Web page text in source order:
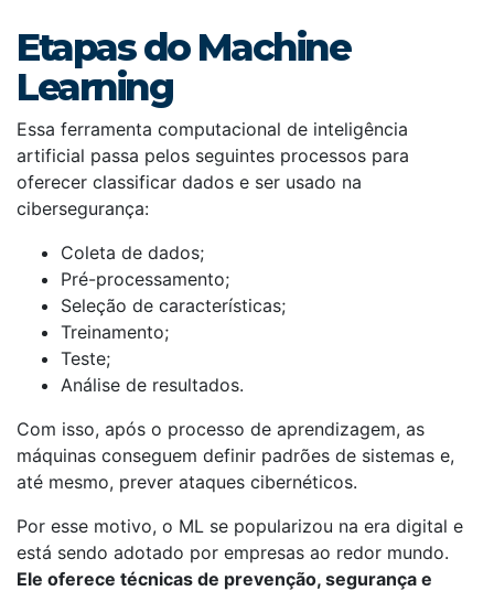
Etapas do Machine
Learning
Essa ferramenta computacional de inteligência
artificial passa pelos seguintes processos para
oferecer classificar dados e ser usado na
cibersegurança:
Coleta de dados;
Pré-processamento;
Seleção de características;
Treinamento;
Teste;
Análise de resultados.
Com isso, após o processo de aprendizagem, as
máquinas conseguem definir padrões de sistemas e,
até mesmo, prever ataques cibernéticos.
Por esse motivo, o ML se popularizou na era digital e
está sendo adotado por empresas ao redor mundo.
Ele oferece técnicas de prevenção, segurança e